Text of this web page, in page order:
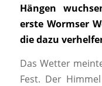
Hängen
erste Wormser
die dazu
Das Wetter
Fest. Der